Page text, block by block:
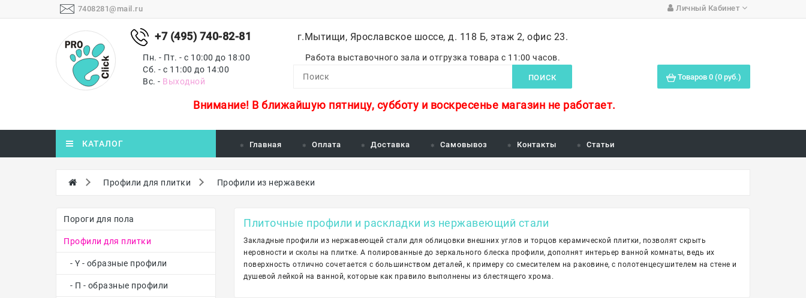
7408281@mail.ru Личный Кабинет
+7 (495) 740-82-81
Пн. - Пт. - с 10:00 до 18:00
Сб. - с 11:00 до 14:00
Вс. - Выходной
г.Мытищи, Ярославское шоссе, д. 118 Б, этаж 2, офис 23.
Работа выставочного зала и отгрузка товара с 11:00 часов.
ПОИСК Товаров 0 (0 руб.)
Внимание! В ближайшую пятницу, субботу и воскресенье магазин не работает.
КАТАЛОГ Главная Оплата Доставка Самовывоз Контакты Статьи
Профили для плитки Профили из нержавеки
Пороги для пола
Профили для плитки
- Y - образные профили
- П - образные профили
Плиточные профили и раскладки из нержавеющий стали
Закладные профили из нержавеющей стали для облицовки внешних углов и торцов керамической плитки, позволят скрыть
неровности и сколы на плитке. А полированные до зеркального блеска профили, дополнят интерьер ванной комнаты, ведь их
поверхность отлично сочетается с большинством деталей, к примеру со смесителем на раковине, с полотенцесушителем на стене и
душевой лейкой на ванной, которые как правило выполнены из блестящего хрома.